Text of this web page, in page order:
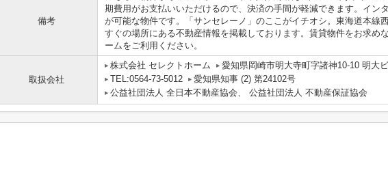
備考
期費用がお支払いいただけるので、決済の手間が軽減できます。イン
が可能な物件です。「サンセレーノ」のここがイチオシ。東海道本線
すぐの場所にある不動産情報を掲載しております。賃貸物件をお求め
ームをご利用ください。
取扱会社
株式会社 セレクトホーム
愛知県岡崎市明大寺町字諸神10-10 明大
TEL:0564-73-5012
愛知県知事 (2) 第24102号
公益社団法人 全日本不動産協会、 公益社団法人 不動産保証協会